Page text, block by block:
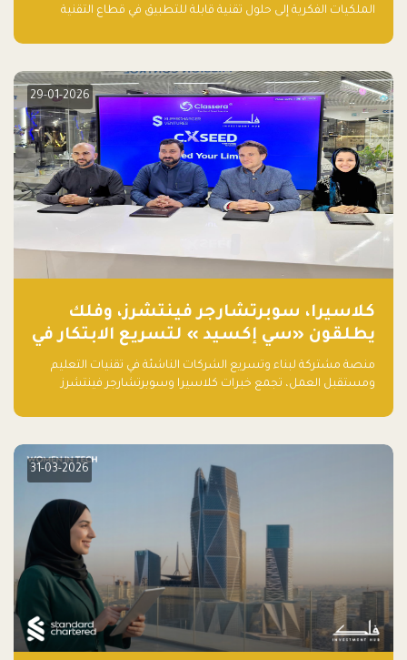
الملكيات الفكرية إلى حلول تقنية قابلة للتطبيق في قطاع التقنية
29-01-2026
كلاسيرا، سوبرتشارجر فينتشرز، وفلك
يطلقون «سي إكسيد » لتسريع الابتكار في
تقنيات التعليم ومستقبل العمل
منصة مشتركة لبناء وتسريع الشركات الناشئة في تقنيات التعليم
ومستقبل العمل، تجمع خبرات كلاسيرا وسوبرتشارجر فينتشرز
العالمية.
31-03-2026